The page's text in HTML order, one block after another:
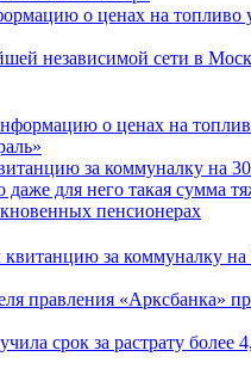
о ценах на топливо
независимой сети в
за коммуналку на
даже для него такая сумма
пенсионерах
правления «Арксбанка»
срок за растрату более